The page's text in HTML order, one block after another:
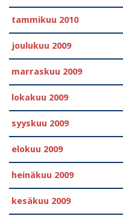
tammikuu 2010
joulukuu 2009
marraskuu 2009
lokakuu 2009
syyskuu 2009
elokuu 2009
heinäkuu 2009
kesäkuu 2009